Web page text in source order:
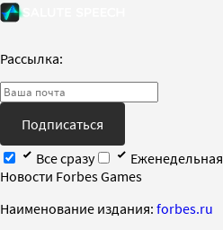
Рассылка:
Подписаться
Все сразу
Еженедельная
Новости Forbes Games
Наименование издания: forbes.ru